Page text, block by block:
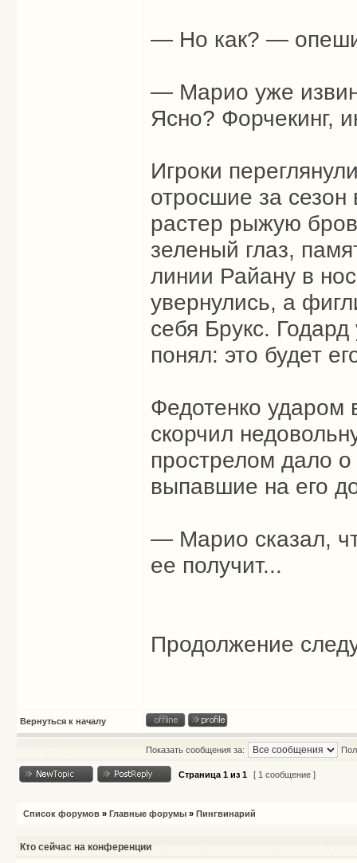
— Но как? —
— Марио уже
Ясно? Форчекинг,
Игроки
отросшие за
растер рыжую
зеленый глаз,
линии Райану в
увернулись, а
себя Брукс.
понял: это будет
Федотенко ударом
скорчил
прострелом дало
выпавшие на его
— Марио сказал,
ее получит...
Продолжение
Вернуться к началу
Показать сообщения за:
Страница 1 из 1 [ 1 сообщение ]
Список форумов » Главные форумы » Пингвинарий
Кто сейчас на конференции